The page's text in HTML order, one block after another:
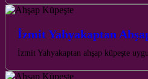
İzmit Yahyakaptan
İzmit Yahyakaptan ahşap küpeşte